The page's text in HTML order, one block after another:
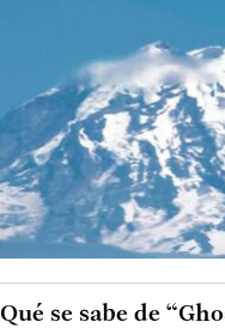
Qué se sabe de